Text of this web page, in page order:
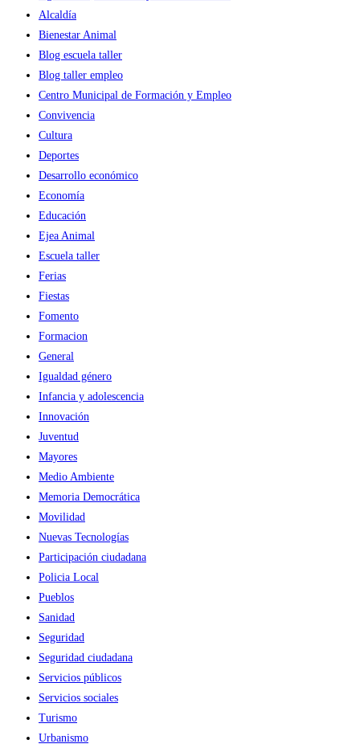
Alcaldía
Bienestar Animal
Blog escuela taller
Blog taller empleo
Centro Municipal de Formación y Empleo
Convivencia
Cultura
Deportes
Desarrollo económico
Economía
Educación
Ejea Animal
Escuela taller
Ferias
Fiestas
Fomento
Formacion
General
Igualdad género
Infancia y adolescencia
Innovación
Juventud
Mayores
Medio Ambiente
Memoria Democrática
Movilidad
Nuevas Tecnologías
Participación ciudadana
Policia Local
Pueblos
Sanidad
Seguridad
Seguridad ciudadana
Servicios públicos
Servicios sociales
Turismo
Urbanismo